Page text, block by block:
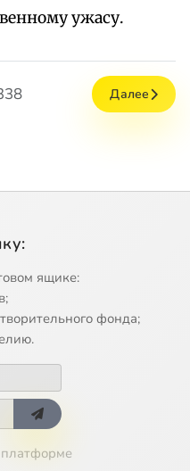
ужасу.
Далее
ящике:
фонда;